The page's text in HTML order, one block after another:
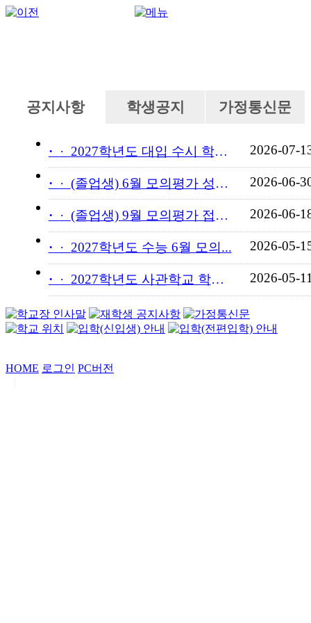
공지사항 학생공지 가정통신문
· 2027학년도 대입 수시 학교... 2026-07-
· (졸업생) 6월 모의평가 성적... 2026-06-
· (졸업생) 9월 모의평가 접수... 2026-06-
· 2027학년도 수능 6월 모의... 2026-05-
· 2027학년도 사관학교 학교장... 2026-05-
HOME 로그인 PC버전